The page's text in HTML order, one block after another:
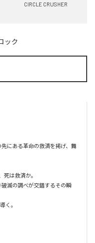
CIRCLE CRUSHER
ック
にある革命の救済を掲げ、舞
死は救済か。
滅の調べが交錯するその瞬
く。